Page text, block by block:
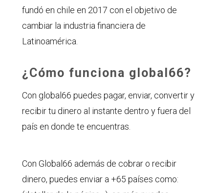
fundó en chile en 2017 con el objetivo de
cambiar la industria financiera de
Latinoamérica.
¿Cómo funciona global66?
Con global66 puedes pagar, enviar, convertir y
recibir tu dinero al instante dentro y fuera del
país en donde te encuentras.
Con Global66 además de cobrar o recibir
dinero, puedes enviar a +65 países como: